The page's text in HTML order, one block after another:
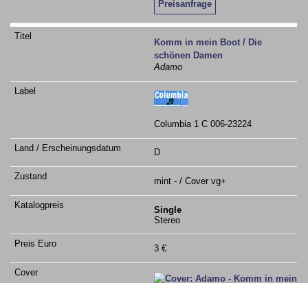
Preisanfrage
Komm in mein Boot / Die
schönen Damen
Adamo
Columbia 1 C 006-23224
D
mint - / Cover vg+
Single
Stereo
3 €